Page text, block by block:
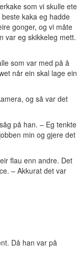
som vi skulle ete
kaka eg hadde
gonger, og vi måte
var eg skikkeleg mett.
som var med på å
når ein skal lage ein
og så var det
på han. – Eg tenkte
min og gjere det
flau enn andre. Det
– Akkurat det var
Då han var på